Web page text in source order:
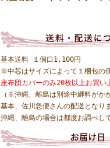
基本送料 １個口1,100円
※中芯はサイズによって１梱包の
座布団カバーのみ20枚以上お買
（※沖縄、離島は別途中継料がか
基本、佐川急便さんの配送となり
沖縄、離島の場合は都度お調べし